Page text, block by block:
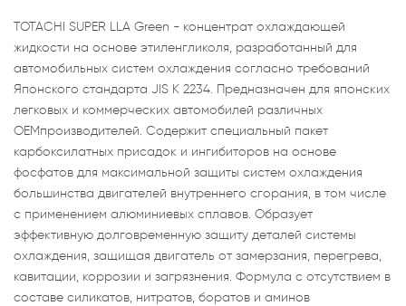
TOTACHI SUPER LLA Green - концентрат охлаждающей
жидкости на основе этиленгликоля, разработанный для
автомобильных систем охлаждения согласно требований
Японского стандарта JIS K 2234. Предназначен для японских
легковых и коммерческих автомобилей различных
ОЕМпроизводителей. Содержит специальный пакет
карбоксилатных присадок и ингибиторов на основе
фосфатов для максимальной защиты систем охлаждения
большинства двигателей внутреннего сгорания, в том числе
с применением алюминиевых сплавов. Образует
эффективную долговременную защиту деталей системы
охлаждения, защищая двигатель от замерзания, перегрева,
кавитации, коррозии и загрязнения. Формула с отсутствием в
составе силикатов, нитратов, боратов и аминов